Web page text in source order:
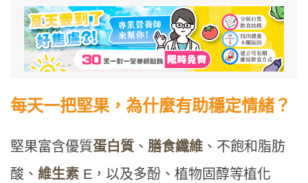
每天一把堅果，為什麼有助穩定情緒？
堅果富含優質蛋白質 、 膳食纖維 、不飽和脂肪
酸、 維生素 E，以及多酚、植物固醇等植化